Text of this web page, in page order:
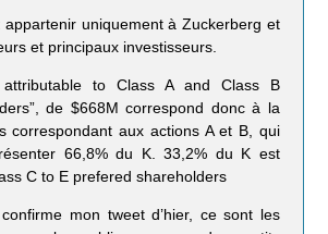
uniquement à Zuckerberg et
et principaux investisseurs.
to Class A and Class B
de $668M correspond donc à la
correspondant aux actions A et B, qui
66,8% du K. 33,2% du K est
C to E prefered shareholders
mon tweet d’hier, ce sont les